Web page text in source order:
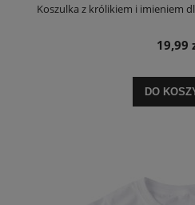
Koszulka z królikiem i imieniem
19,99
DO